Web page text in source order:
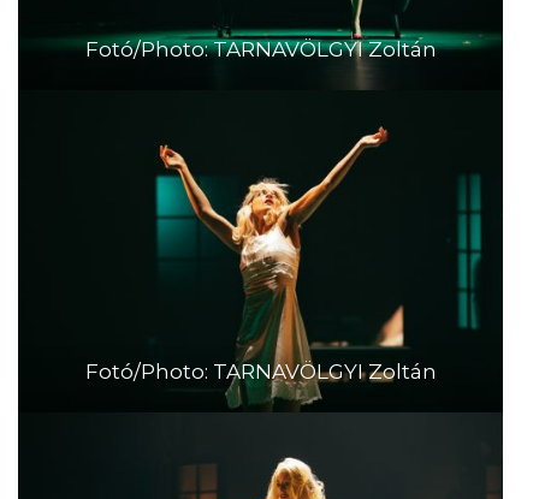
Fotó/Photo: TARNAVÖLGYI Zoltán
Fotó/Photo: TARNAVÖLGYI Zoltán